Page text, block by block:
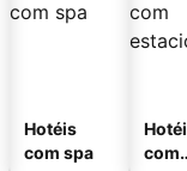
Hotéis
com spa
com